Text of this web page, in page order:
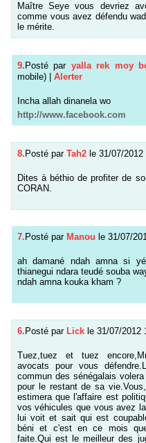
Maître Seye vous devriez
comme vous avez défendu
le mérite.
9. Posté par yalla rek moy
mobile)| Alerter
Incha allah dinanela wo
http://www.facebook.com
8.Posté par Tah2 le 31/07/2012
Dites à béthio de profiter de
CORAN.
7. Posté par Manou le 31/07/
ah damané ndah amna si
thianegui ndara teudé souba
ndah amna kouka kham ?
6. Posté par Lick le 31/07/2012
Tuez,tuez et tuez
avocats pour vous
commun des sénégalais
pour le restant de sa
estimera que l'affaire est
vos véhicules que vous avez
lui voit et sait qui est
béni et c'est en ce mois
faite.Qui est le meilleur des